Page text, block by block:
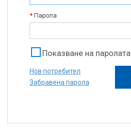
* Парола
Показване на паролата
Нов потребител
Забравена парола